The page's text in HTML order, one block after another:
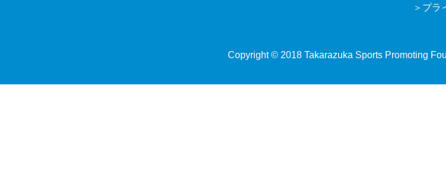
プラ
Copyright © 2018 Takarazuka Sports Promoting